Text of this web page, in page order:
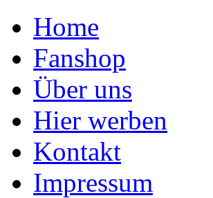
Home
Fanshop
Über uns
Hier werben
Kontakt
Impressum